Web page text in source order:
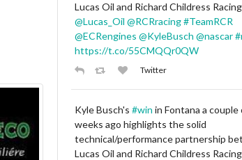
Lucas Oil and Richard Childress
@Lucas_Oil @RCRracing#TeamRCR
@ECRengines @KyleBusch @nascar
https://t.co/55CMQQr0QW
Twitter
Kyle Busch's #win in Fontana a couple
weeks ago highlights the solid
technical/performance partnership
Lucas Oil and Richard Childress